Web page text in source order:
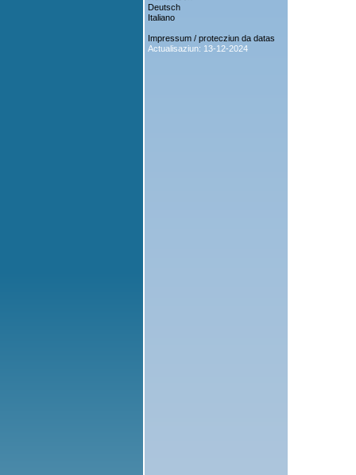
Deutsch
Italiano
Impressum / protecziun da datas
Actualisaziun: 13-12-2024